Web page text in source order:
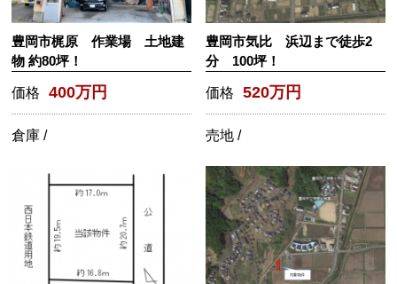
豊岡市梶原 作業場 土地建
物 約80坪！
価格 400万円
倉庫 /
豊岡市気比 浜辺まで徒歩2
分 100坪！
価格 520万円
売地 /